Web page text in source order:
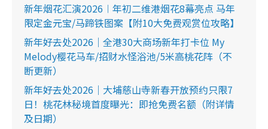
新年烟花汇演2026︱年初二维港烟花8幕亮点 马年
限定金元宝/马蹄铁图案【附10大免费观赏位攻略】
新年好去处2026｜全港30大商场新年打卡位 My
Melody樱花马车/招财水怪浴池/5米高桃花阵（不
断更新）
新年好去处2026｜大埔慈山寺新春开放预约只限7
日！桃花林秘境首度曝光：即抢免费名额（附详情
及日期）